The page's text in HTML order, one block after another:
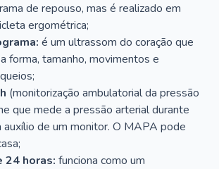
de repouso, mas é realizado em
ergométrica;
é um ultrassom do coração que
forma, tamanho, movimentos e
(monitorização ambulatorial da pressão
que mede a pressão arterial durante
auxílio de um monitor. O MAPA pode
24 horas: funciona como um